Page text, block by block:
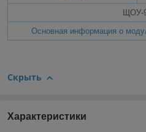
ЩОУ-
Основная информация о
Скрыть
Характеристики